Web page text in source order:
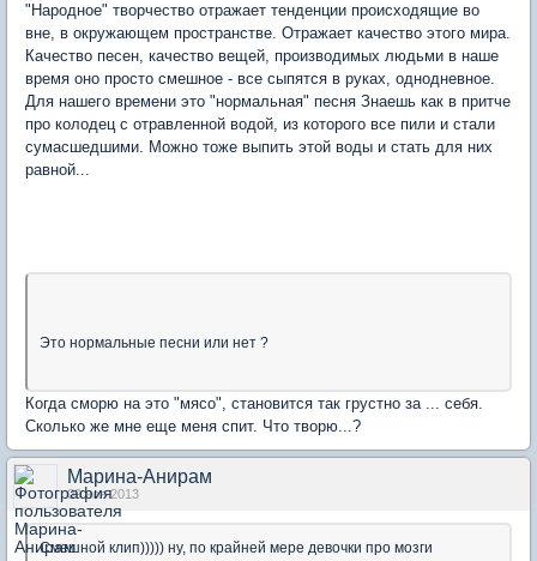
"Народное" творчество отражает тенденции происходящие во
вне, в окружающем пространстве. Отражает качество этого мира.
Качество песен, качество вещей, производимых людьми в наше
время оно просто смешное - все сыпятся в руках, однодневное.
Для нашего времени это "нормальная" песня Знаешь как в притче
про колодец с отравленной водой, из которого все пили и стали
сумасшедшими. Можно тоже выпить этой воды и стать для них
равной...
Это нормальные песни или нет ?
Когда сморю на это "мясо", становится так грустно за ... себя.
Сколько же мне еще меня спит. Что творю...?
Марина-Анирам
09 ноя 2013
Смешной клип))))) ну, по крайней мере девочки про мозги